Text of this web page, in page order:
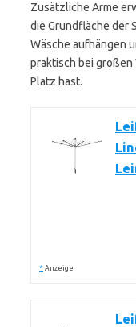
Zusätzliche Arme
die Grundfläche der
Wäsche aufhängen
praktisch bei
Platz hast.
* Anzeige